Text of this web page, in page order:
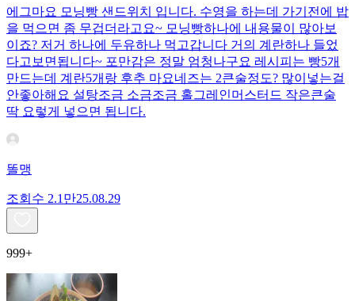
에그마요 모닝빵 샌드위치 입니다. 수영을 하는데 가기전에 밥
을 먹으면 좀 무겁더라고요~ 모닝빵하나에 내용물이 많아보
이죠? 저거 하나에 두유하나 먹고갑니다 거의 계란하나 들었
다고보면됩니다~ 포만감은 정말 엄청나구요 레시피는 빵5개
만드는데 계란5개랑 후추 마요네즈는 2큰술정도? 많이넣는걸
안좋아해요 설탕조금 소금조금 홀그레인머스터드 작은큰술
딱 요렇게 넣으면 됩니다.
똘맹
조회수 2.1만25.08.29
999+